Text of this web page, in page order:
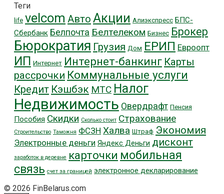
Теги
life velcom Авто Акции Алиэкспресс БПС-
Сбербанк Белпочта Белтелеком Бизнес Брокер
Бюрократия Грузия Дом ЕРИП Евроопт
ИП Интернет Интернет-банкинг Карты
рассрочки Коммунальные услуги
Кредит Кэшбэк МТС Налог
Недвижимость Овердрафт Пенсия
Пособия Скидки Сколько стоит Страхование
Строительство Таможня ФСЗН Халва Штраф Экономия
Электронные деньги Яндекс Деньги дисконт
заработок в деревне карточки мобильная
связь счет за границей электронное декларирование
© 2026 FinBelarus.com